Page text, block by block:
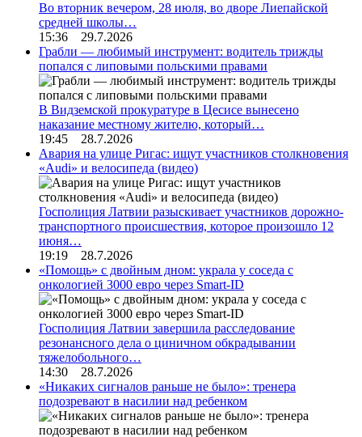
Во вторник вечером, 28 июля, во дворе Лиепайской
средней школы…
15:36 29.7.2026
Грабли — любимый инструмент: водитель трижды
попался с липовыми польскими правами
В Видземской прокуратуре в Цесисе вынесено
наказание местному жителю, который…
19:45 28.7.2026
Авария на улице Ригас: ищут участников столкновения
«Audi» и велосипеда (видео)
Госполиция Латвии разыскивает участников дорожно-
транспортного происшествия, которое произошло 12
июня…
19:19 28.7.2026
«Помощь» с двойным дном: украла у соседа с
онкологией 3000 евро через Smart-ID
Госполиция Латвии завершила расследование
резонансного дела о циничном обкрадывании
тяжелобольного…
14:30 28.7.2026
«Никаких сигналов раньше не было»: тренера
подозревают в насилии над ребенком